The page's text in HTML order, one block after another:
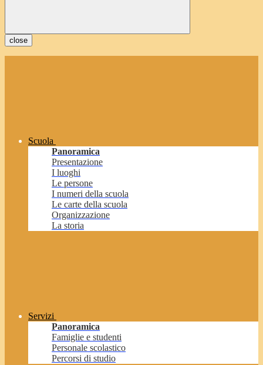
close
Scuola
Panoramica
Presentazione
I luoghi
Le persone
I numeri della scuola
Le carte della scuola
Organizzazione
La storia
Servizi
Panoramica
Famiglie e studenti
Personale scolastico
Percorsi di studio